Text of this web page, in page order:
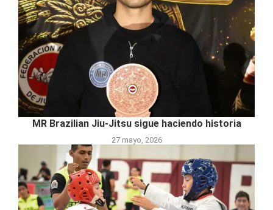
MR Brazilian Jiu-Jitsu sigue haciendo historia
27 mayo, 2026